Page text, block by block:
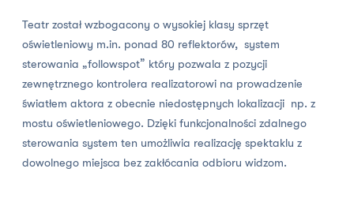
Teatr został wzbogacony o wysokiej klasy sprzęt
oświetleniowy m.in. ponad 80 reflektorów, system
sterowania „followspot” który pozwala z pozycji
zewnętrznego kontrolera realizatorowi na prowadzenie
światłem aktora z obecnie niedostępnych lokalizacji np. z
mostu oświetleniowego. Dzięki funkcjonalności zdalnego
sterowania system ten umożliwia realizację spektaklu z
dowolnego miejsca bez zakłócania odbioru widzom.